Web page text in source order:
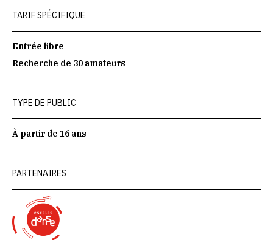
TARIF SPÉCIFIQUE
Entrée libre
Recherche de 30 amateurs
TYPE DE PUBLIC
À partir de 16 ans
PARTENAIRES